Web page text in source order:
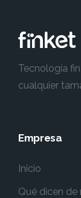
Tecnología
cualquier
Empresa
Inicio
Qué dicen de